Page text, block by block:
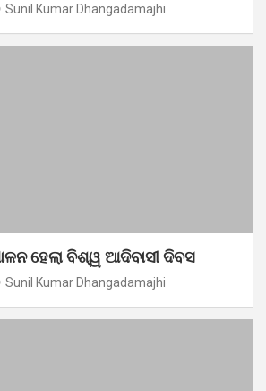
Sunil Kumar Dhangadamajhi
ହେଲା ବିଶ୍ୱ ଆଦିବାସୀ ଦିବସ
Sunil Kumar Dhangadamajhi